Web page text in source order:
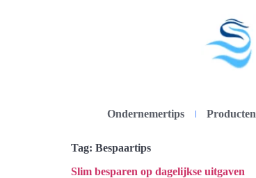
Ondernemertips Producten
Tag: Bespaartips
Slim besparen op dagelijkse uitgaven